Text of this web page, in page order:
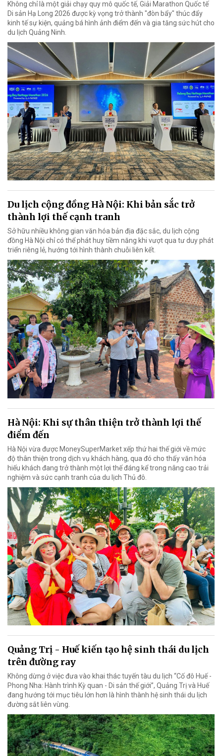
Không chỉ là một giải chạy quy mô quốc tế, Giải Marathon Quốc tế
Di sản Hạ Long 2026 được kỳ vọng trở thành "đòn bẩy" thúc đẩy
kinh tế sự kiện, quảng bá hình ảnh điểm đến và gia tăng sức hút cho
du lịch Quảng Ninh.
Du lịch cộng đồng Hà Nội: Khi bản sắc trở
thành lợi thế cạnh tranh
Sở hữu nhiều không gian văn hóa bản địa đặc sắc, du lịch cộng
đồng Hà Nội chỉ có thể phát huy tiềm năng khi vượt qua tư duy phát
triển riêng lẻ, hướng tới hình thành chuỗi liên kết.
Hà Nội: Khi sự thân thiện trở thành lợi thế
điểm đến
Hà Nội vừa được MoneySuperMarket xếp thứ hai thế giới về mức
độ thân thiện trong dịch vụ khách hàng, qua đó cho thấy văn hóa
hiếu khách đang trở thành một lợi thế đáng kể trong nâng cao trải
nghiệm và sức cạnh tranh của du lịch Thủ đô.
Quảng Trị - Huế kiến tạo hệ sinh thái du lịch
trên đường ray
Không dừng ở việc đưa vào khai thác tuyến tàu du lịch “Cố đô Huế -
Phong Nha: Hành trình Kỳ quan - Di sản thế giới”, Quảng Trị và Huế
đang hướng tới mục tiêu lớn hơn là hình thành hệ sinh thái du lịch
đường sắt liên vùng.